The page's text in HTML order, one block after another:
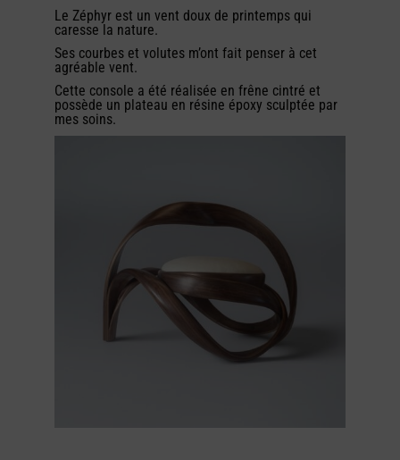
Le Zéphyr est un vent doux de printemps qui
caresse la nature.
Ses courbes et volutes m’ont fait penser à cet
agréable vent.
Cette console a été réalisée en frêne cintré et
possède un plateau en résine époxy sculptée par
mes soins.